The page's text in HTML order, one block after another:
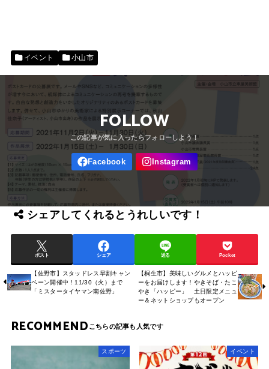
イベント 小山市
FOLLOW
シェアしてくれるとうれしいです！
ポスト シェア 送る Pocket
【佐野市】スタッドレス早割キャン
ペーン開催中！11/30（火）まで
「ミスタータイヤマン南佐野」
【桐生市】美味しいグルメとハッピ
ーをお届けします！やきそば・たこ
やき「ハッピー」 土日限定メニュ
ー＆ネットショップもオープン
RECOMMEND
スポーツ イベント